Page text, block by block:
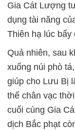
Gia Cát Lượng
dụng tài năng
Thiên hạ lúc bấy
Quả nhiên, sau
xuống núi phò
giúp cho Lưu Bị
thế chân vạc
cuối cùng Gia
dịch Bắc phạt